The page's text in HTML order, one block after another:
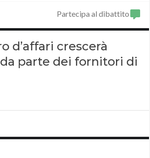
Partecipa al dibattito
d’affari crescerà
parte dei fornitori di